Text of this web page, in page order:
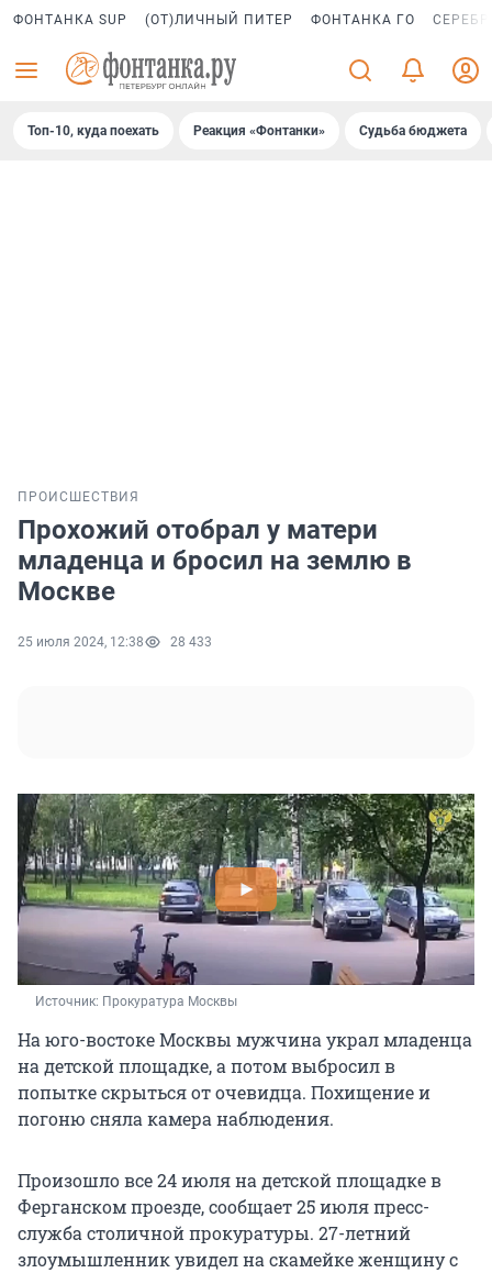
ФОНТАНКА SUP (ОТ)ЛИЧНЫЙ ПИТЕР ФОНТАНКА ГО
Топ-10, куда поехать Реакция «Фонтанки» Судьба бюджета
ПРОИСШЕСТВИЯ
Прохожий отобрал у матери
младенца и бросил на землю в
Москве
25 июля 2024, 12:38 28 433
Источник: Прокуратура Москвы
На юго-востоке Москвы мужчина украл младенца
на детской площадке, а потом выбросил в
попытке скрыться от очевидца. Похищение и
погоню сняла камера наблюдения.
Произошло все 24 июля на детской площадке в
Ферганском проезде, сообщает 25 июля пресс-
служба столичной прокуратуры. 27-летний
злоумышленник увидел на скамейке женщину с